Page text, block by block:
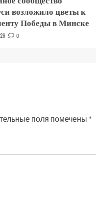
возложило цветы к
Победы в Минске
0
поля помечены *